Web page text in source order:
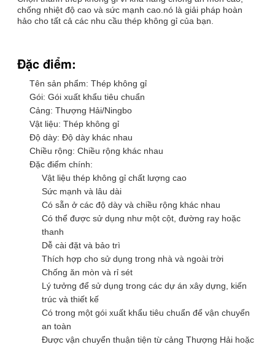
chống nhiệt độ cao và sức mạnh cao.nó là giải pháp hoàn
hảo cho tất cả các nhu cầu thép không gỉ của bạn.
Đặc điểm:
Tên sản phẩm: Thép không gỉ
Gói: Gói xuất khẩu tiêu chuẩn
Cảng: Thượng Hải/Ningbo
Vật liệu: Thép không gỉ
Độ dày: Độ dày khác nhau
Chiều rộng: Chiều rộng khác nhau
Đặc điểm chính:
Vật liệu thép không gỉ chất lượng cao
Sức mạnh và lâu dài
Có sẵn ở các độ dày và chiều rộng khác nhau
Có thể được sử dụng như một cột, đường ray hoặc
thanh
Dễ cài đặt và bảo trì
Thích hợp cho sử dụng trong nhà và ngoài trời
Chống ăn mòn và rỉ sét
Lý tưởng để sử dụng trong các dự án xây dựng, kiến
trúc và thiết kế
Có trong một gói xuất khẩu tiêu chuẩn để vận chuyển
an toàn
Được vận chuyển thuận tiện từ cảng Thượng Hải hoặc